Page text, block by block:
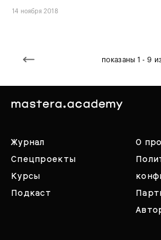
14 ноября 2018
показаны 1 - 9
Журнал
Спецпроекты
Курсы
Подкаст
О